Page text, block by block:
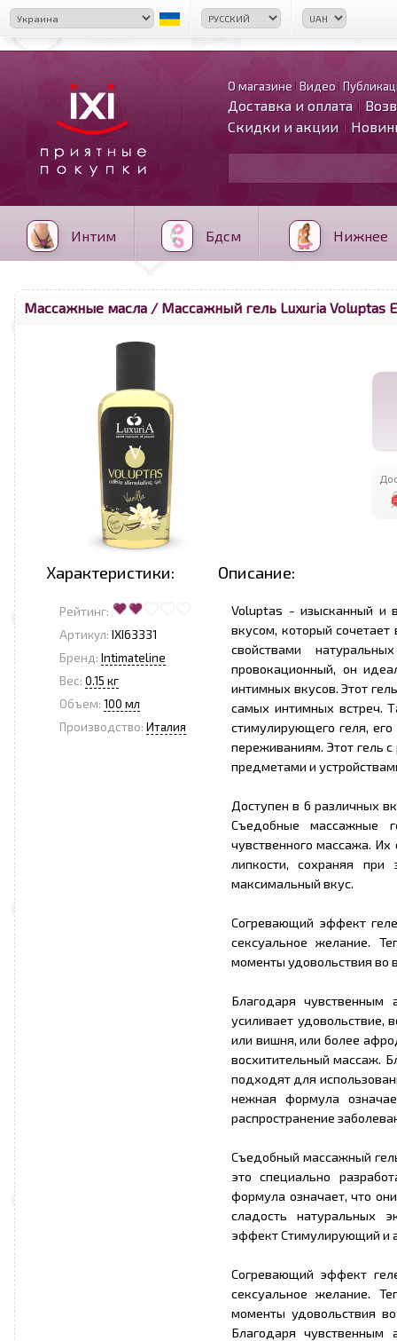
О магазине Видео
Доставка и оплата
Скидки и акции
Интим Бдсм Нижнее
Массажные масла / Массажный гель Luxuria Voluptas
Характеристики: Описание:
Рейтинг:
Артикул: IXI63331
Бренд: Intimateline
Вес: 0.15 кг
Объем: 100 мл
Производство: Италия
Voluptas - изысканный и
вкусом, который
свойствами
провокационный, он
интимных вкусов. Этот
самых интимных встреч.
стимулирующего геля,
переживаниям. Этот гель
предметами и
Доступен в 6 различных
Съедобные массажные
чувственного массажа.
липкости, сохраняя при
максимальный вкус.
Согревающий эффект
сексуальное желание.
моменты удовольствия во
Благодаря чувственным
усиливает
или вишня, или более
восхитительный массаж.
подходят для
нежная формула
распространение
Съедобный массажный
это специально
формула означает, что
сладость натуральных
эффект Стимулирующий и
Согревающий эффект
сексуальное желание.
моменты удовольствия
Благодаря чувственным